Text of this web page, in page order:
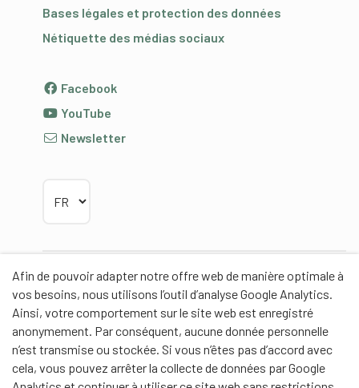
Afin de pouvoir adapter notre offre web de manière optimale à
vos besoins, nous utilisons l’outil d’analyse Google Analytics.
Ainsi, votre comportement sur le site web est enregistré
anonymement. Par conséquent, aucune donnée personnelle
n’est transmise ou stockée. Si vous n’êtes pas d’accord avec
cela, vous pouvez arrêter la collecte de données par Google
Bases légales et protection des données
Nétiquette des médias sociaux
Facebook
YouTube
Newsletter
Partenaires
Partenaires de contenus